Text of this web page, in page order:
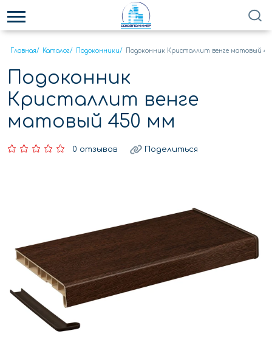
Главная/ Каталог/ Подоконники/ Подоконник Кристаллит венге матовый
Подоконник
Кристаллит венге
матовый 450 мм
0 отзывов Поделиться